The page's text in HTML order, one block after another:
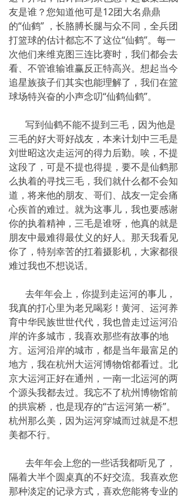
友是谁？您知道他可是12团大名鼎鼎
的“仙鹤” ，长胳膊长腿与众不同，全兵团
打篮球的估计都忘不了这位“仙鹤”。每一
次他们来维克图三连比赛时，我们都会去
看、不管谁输谁赢反正特高兴。想起当今
追星族孩子们其实也能理解了，我们在篮
球场特兴奋的小声念叨“仙鹤仙鹤”。
写到仙鹤不能不提到三毛，因为他是
三毛的好大哥好战友，本来计划中三毛是
刘世昭这次走运河的得力后勤。唉，不提
这段了，可是不提也得提，要不是仙鹤那
么执着的寻找三毛，我们就什么都不会知
道，将来他的朋友、哥们、战友一定会痛
心疾首的难过。就为这事儿，我也要感谢
你的执着精神，三毛是谁呀，他真的就是
朋友中最难得最仗义的好人。那天我看见
你了，特别幸苦的扛着摄影机，大家都很
难过我也不想说话。
去年年会上，你提到走运河的事儿，
我真的打心里为老兄喝彩！黄河、运河养
育中华民族世世代代，我也曾走过运河沿
岸的许多城市，我喜欢那些有故事的地
方。运河沿岸的城市，都是当年最富足的
地方，我在杭州大运河博物馆都看过。北
京大运河正好在通州，一南一北运河的两
个源头我都去过。我忘不了杭州博物馆前
的拱宸桥，也是现存的“古运河第一桥”。
杭州那么美，因为运河穿城而过就是不想
美都不行。
去年年会上您的一些话我都听见了，
隔着大半个圆桌真的不好交流。我喜欢您
那种淡定的记录方式，喜欢您能将专业的